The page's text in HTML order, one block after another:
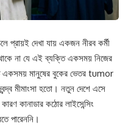
প্রায়ই দেখা যায় একজন নীরব কর্মী
না যে এই ব্যক্তি একসময় নিজের
একসময় মানুষের বুকের ভেতর tumor
মীমাংসা হতো। নতুন দেশে এসে
কানাডার কঠোর লাইসেন্সিং
পারেননি।